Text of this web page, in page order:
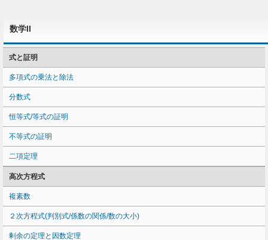
数学II
式と証明
多項式の乗法と除法
分数式
恒等式/等式の証明
不等式の証明
二項定理
高次方程式
複素数
２次方程式(判別式/係数の関係/数の大小)
剰余の定理と因数定理